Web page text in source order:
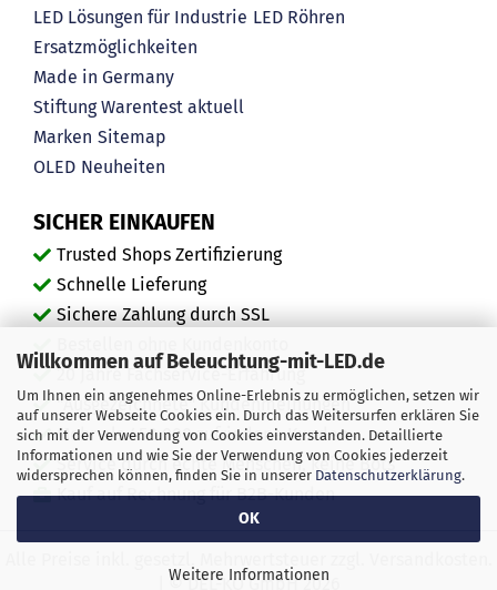
Willkommen auf Beleuchtung-mit-LED.de
Um Ihnen ein angenehmes Online-Erlebnis zu ermöglichen, setzen wir
auf unserer Webseite Cookies ein. Durch das Weitersurfen erklären Sie
sich mit der Verwendung von Cookies einverstanden. Detaillierte
Informationen und wie Sie der Verwendung von Cookies jederzeit
widersprechen können, finden Sie in unserer Datenschutzerklärung.
OK
Weitere Informationen
LED Lösungen für Industrie LED Röhren
Ersatzmöglichkeiten
Made in Germany
Stiftung Warentest aktuell
Marken Sitemap
OLED Neuheiten
SICHER EINKAUFEN
Trusted Shops Zertifizierung
Schnelle Lieferung
Sichere Zahlung durch SSL
20 Jahre Fachservice-Erfahrung
"Ausgezeichnete" Kundenmeinungen
Mehr als 450.000 zufriedene Kunden
Service durch echte Menschen, keine Bots
Kauf auf Rechnung für B2B-Kunden
| © DEL-KO GmbH 2026